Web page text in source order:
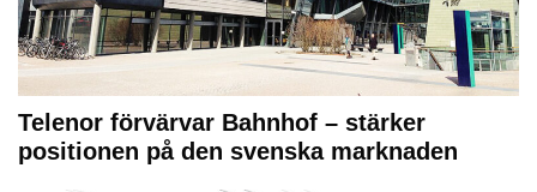
Telenor förvärvar Bahnhof – stärker
positionen på den svenska marknaden